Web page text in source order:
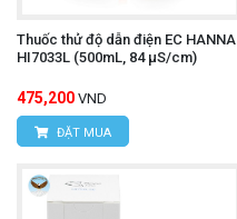
Thuốc thử độ dẫn điện EC HANNA
HI7033L (500mL, 84 µS/cm)
475,200 VND
ĐẶT MUA